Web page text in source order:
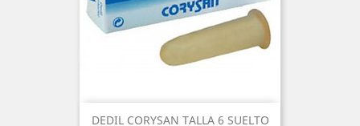
DEDIL CORYSAN TALLA 6 SUELTO